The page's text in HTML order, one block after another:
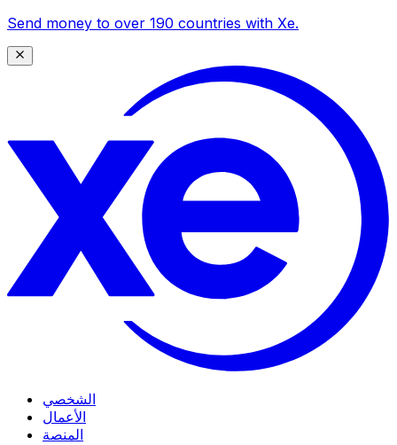
Send money to over 190 countries with Xe.
الشخصي
الأعمال
المنصة